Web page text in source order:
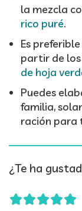
la mezcla
rico puré.
Es
partir de los
de hoja
Puedes
familia,
ración para
¿Te ha